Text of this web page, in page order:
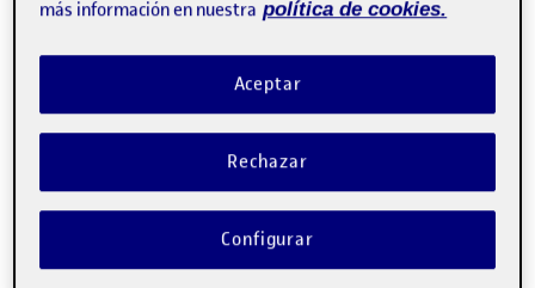
Visibilidad:
Pública -Fecha de publicación
8 Sep 20219 septiembre, 2021 2:49 pm
más información en nuestra política de cookies.
Rechazar
Aceptar
Configurar